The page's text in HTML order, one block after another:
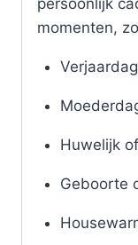
persoonlijk
momenten,
Huwelijk
Geboorte